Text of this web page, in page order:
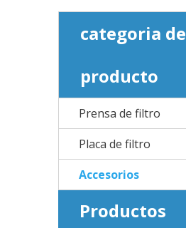
categoria de
producto
Prensa de filtro
Placa de filtro
Accesorios
Productos